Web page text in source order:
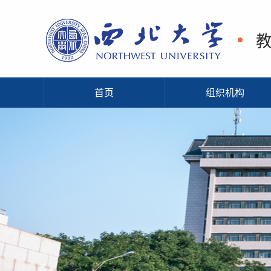
首页 组织机构